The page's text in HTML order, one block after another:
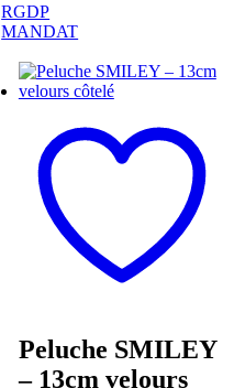
Peluche SMILEY
– 13cm velours
RGDP
MANDAT